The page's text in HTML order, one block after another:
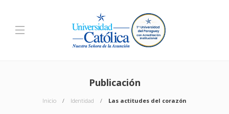
Publicación
Inicio Identidad Las actitudes del corazón